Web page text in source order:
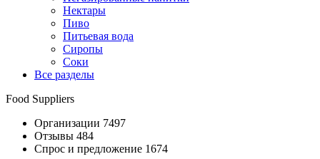
Нектары
Пиво
Питьевая вода
Сиропы
Соки
Все разделы
Food Suppliers
Организации 7497
Отзывы 484
Спрос и предложение 1674